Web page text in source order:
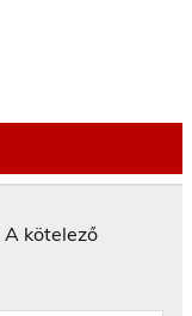
A kötelező